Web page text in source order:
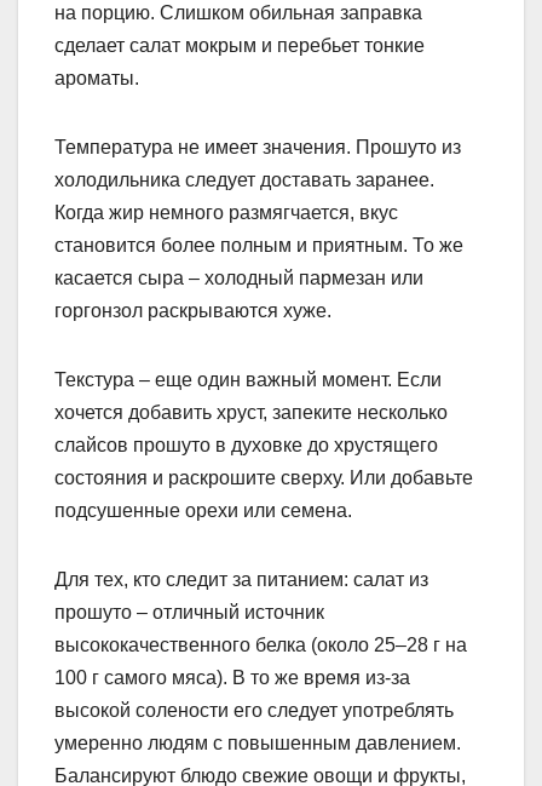
на порцию. Слишком обильная заправка
сделает салат мокрым и перебьет тонкие
ароматы.
Температура не имеет значения. Прошуто из
холодильника следует доставать заранее.
Когда жир немного размягчается, вкус
становится более полным и приятным. То же
касается сыра – холодный пармезан или
горгонзол раскрываются хуже.
Текстура – ​​еще один важный момент. Если
хочется добавить хруст, запеките несколько
слайсов прошуто в духовке до хрустящего
состояния и раскрошите сверху. Или добавьте
подсушенные орехи или семена.
Для тех, кто следит за питанием: салат из
прошуто – отличный источник
высококачественного белка (около 25–28 г на
100 г самого мяса). В то же время из-за
высокой солености его следует употреблять
умеренно людям с повышенным давлением.
Балансируют блюдо свежие овощи и фрукты,